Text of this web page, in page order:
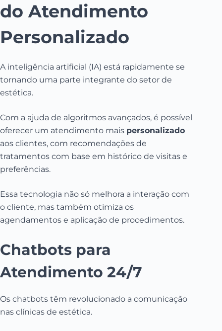
do Atendimento
Personalizado
A inteligência artificial (IA) está rapidamente se
tornando uma parte integrante do setor de
estética.
Com a ajuda de algoritmos avançados, é possível
oferecer um atendimento mais personalizado
aos clientes, com recomendações de
tratamentos com base em histórico de visitas e
preferências.
Essa tecnologia não só melhora a interação com
o cliente, mas também otimiza os
agendamentos e aplicação de procedimentos.
Chatbots para
Atendimento 24/7
Os chatbots têm revolucionado a comunicação
nas clínicas de estética.